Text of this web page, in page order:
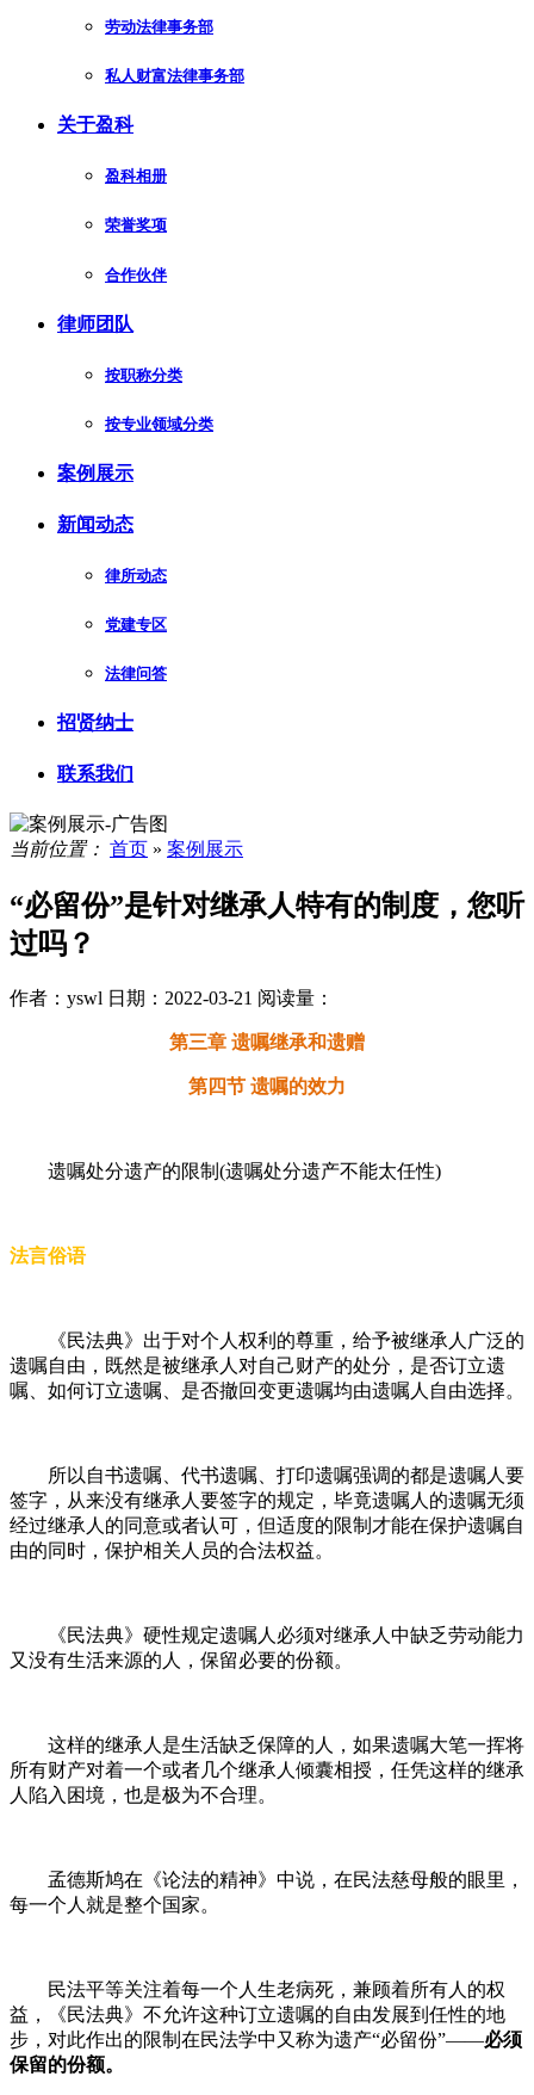
劳动法律事务部
私人财富法律事务部
关于盈科
盈科相册
荣誉奖项
合作伙伴
律师团队
按职称分类
按专业领域分类
案例展示
新闻动态
律所动态
党建专区
法律问答
招贤纳士
联系我们
当前位置： 首页 » 案例展示
“必留份”是针对继承人特有的制度，您听
过吗？
作者：yswl 日期：2022-03-21 阅读量：
第三章 遗嘱继承和遗赠
第四节 遗嘱的效力
遗嘱处分遗产的限制(遗嘱处分遗产不能太任性)
法言俗语
《民法典》出于对个人权利的尊重，给予被继承人广泛的
遗嘱自由，既然是被继承人对自己财产的处分，是否订立遗
嘱、如何订立遗嘱、是否撤回变更遗嘱均由遗嘱人自由选择。
所以自书遗嘱、代书遗嘱、打印遗嘱强调的都是遗嘱人要
签字，从来没有继承人要签字的规定，毕竟遗嘱人的遗嘱无须
经过继承人的同意或者认可，但适度的限制才能在保护遗嘱自
由的同时，保护相关人员的合法权益。
《民法典》硬性规定遗嘱人必须对继承人中缺乏劳动能力
又没有生活来源的人，保留必要的份额。
这样的继承人是生活缺乏保障的人，如果遗嘱大笔一挥将
所有财产对着一个或者几个继承人倾囊相授，任凭这样的继承
人陷入困境，也是极为不合理。
孟德斯鸠在《论法的精神》中说，在民法慈母般的眼里，
每一个人就是整个国家。
民法平等关注着每一个人生老病死，兼顾着所有人的权
益，《民法典》不允许这种订立遗嘱的自由发展到任性的地
步，对此作出的限制在民法学中又称为遗产“必留份”——必须
保留的份额。